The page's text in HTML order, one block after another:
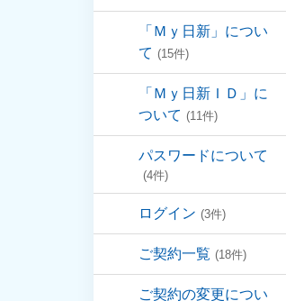
「Ｍｙ日新」につい
て (15件)
「Ｍｙ日新ＩＤ」に
ついて (11件)
パスワードについて
(4件)
ログイン (3件)
ご契約一覧 (18件)
ご契約の変更につい